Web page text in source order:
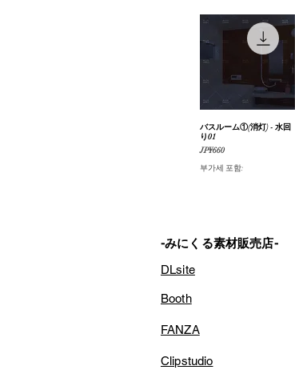
제품보기
バスルーム①(消灯) - 水回
り01
가격
JP¥660
부가세 포함:
-みにくる素材販売店-
DLsite
Booth
FANZA
Clipstudio